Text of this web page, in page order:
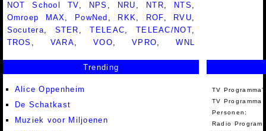
NOT School TV, NPS , NRU , NTR, NTS ,
Omroep MAX, PowNed , RKK, ROF, RVU,
Socutera, STER ,TELEAC, TELEAC/NOT,
TROS , VARA,VOO,VPRO,WNL
Trending
Alice Oppenheim
De Schatkast
Muziek voor Miljoenen
TV
TV Programma
Personen:
Radio